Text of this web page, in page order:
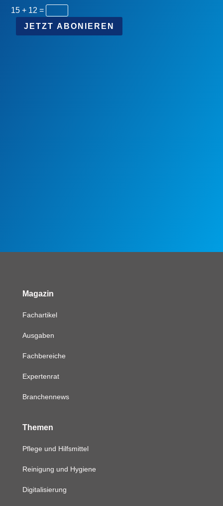
15 + 12 =
JETZT ABONIEREN
Magazin
Fachartikel
Ausgaben
Fachbereiche
Expertenrat
Branchennews
Themen
Pflege und Hilfsmittel
Reinigung und Hygiene
Digitalisierung